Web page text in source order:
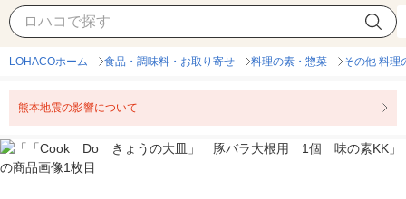
LOHACOホーム 食品・調味料・お取り寄せ 料理の素・惣菜 その他 料理
熊本地震の影響について